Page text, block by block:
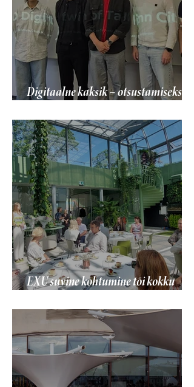
Digitaalne kaksik – otsustamiseks
EXU suvine kohtumine tõi kokku